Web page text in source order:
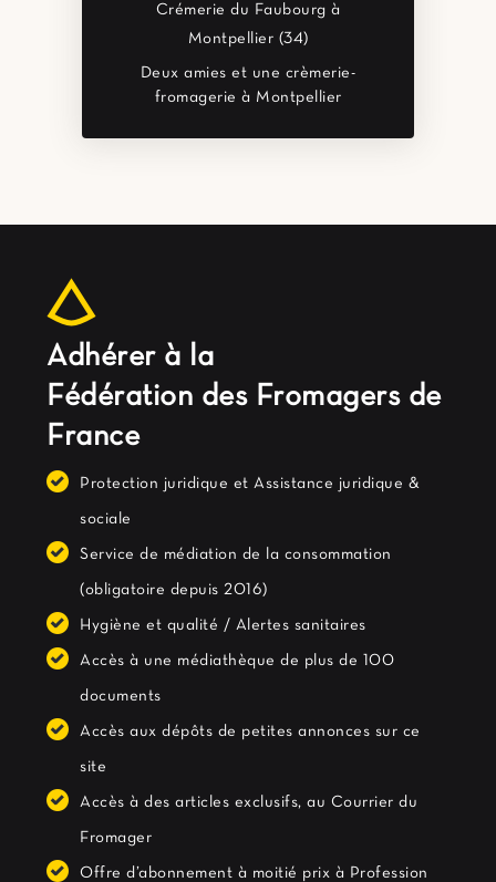
Crémerie du Faubourg à
Montpellier (34)
Deux amies et une crèmerie-
fromagerie à Montpellier
Adhérer à la
Fédération des Fromagers de
France
Protection juridique et Assistance juridique &
sociale
Service de médiation de la consommation
(obligatoire depuis 2016)
Hygiène et qualité / Alertes sanitaires
Accès à une médiathèque de plus de 100
documents
Accès aux dépôts de petites annonces sur ce
site
Accès à des articles exclusifs, au Courrier du
Fromager
Offre d’abonnement à moitié prix à Profession